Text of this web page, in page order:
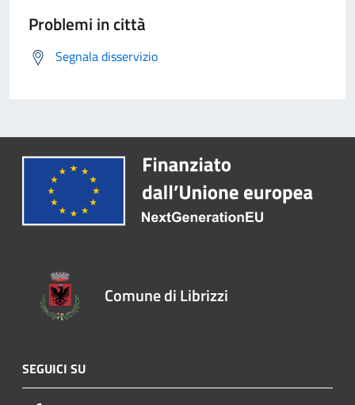
Problemi in città
Segnala disservizio
Comune di Librizzi
SEGUICI SU